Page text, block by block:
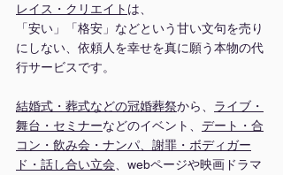
レイス・クリエイト は、
「安い」「格安」などという甘い文句を売り
にしない、依頼人を幸せを真に願う本物の代
行サービスです。
結婚式・葬式などの冠婚葬祭から、 ライブ・
舞台 ・ セミナーなどのイベント、 デート・合
コン・飲み会・ナンパ、謝罪・ボディガー
ド・話し合い立会 、webページや映画ドラマ